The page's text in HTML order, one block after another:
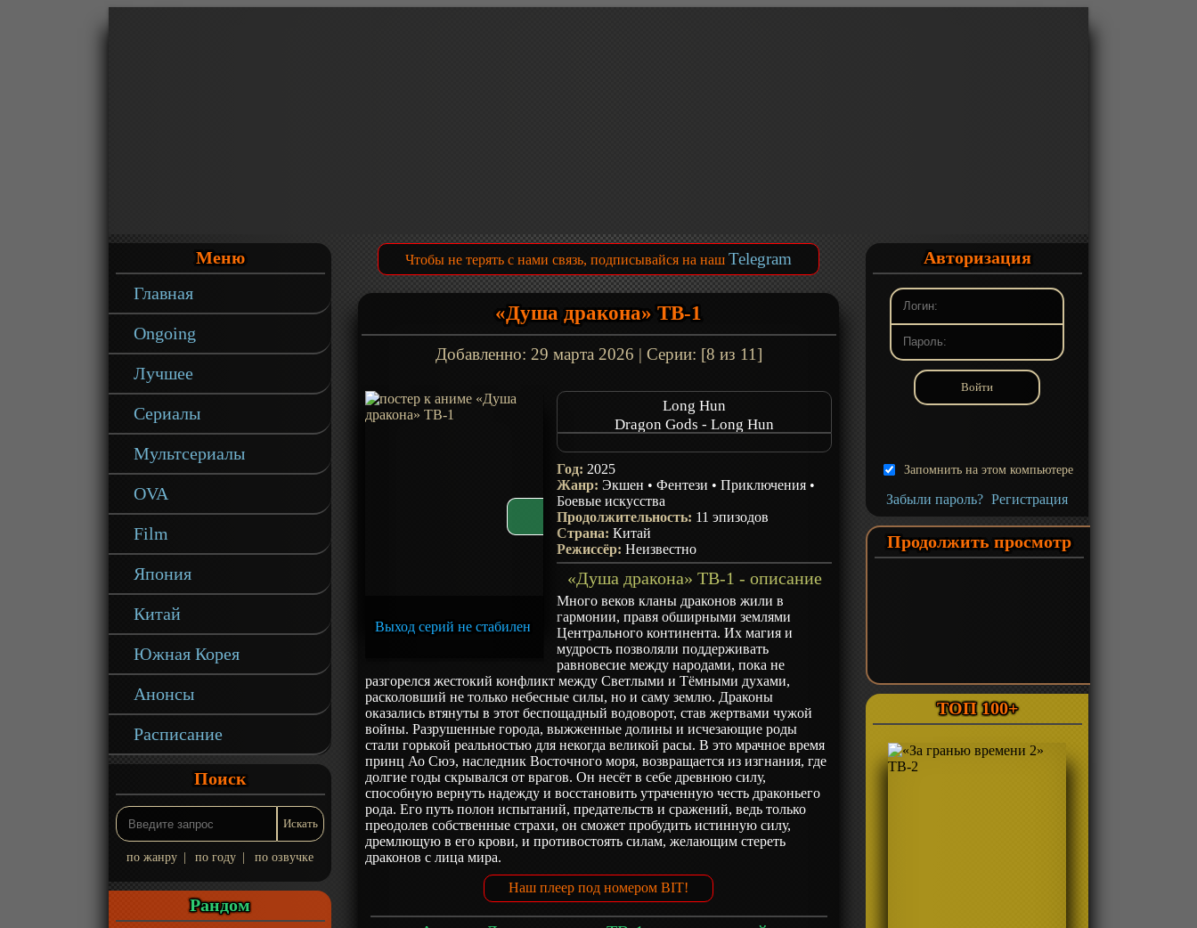
Меню
Главная
Ongoing
Лучшее
Сериалы
Мультсериалы
OVA
Film
Япония
Китай
Южная Корея
Анонсы
Расписание
Поиск
по жанру по году по озвучке
Рандом
Чтобы не терять с нами связь, подписывайся на наш Telegram
«Душа дракона» ТВ-1
Добавленно: 29 марта 2026 | Серии: [8 из 11]
Выход серий не стабилен
Long Hun
Dragon Gods - Long Hun
Год: 2025
Жанр: Экшен •Фентези •Приключения •
Боевые искусства
Продолжительность: 11 эпизодов
Страна:Китай
Режиссёр:Неизвестно
«Душа дракона» ТВ-1 - описание
Много веков кланы драконов жили в
гармонии, правя обширными землями
Центрального континента. Их магия и
мудрость позволяли поддерживать
равновесие между народами, пока не
разгорелся жестокий конфликт между Светлыми и Тёмными духами,
расколовший не только небесные силы, но и саму землю. Драконы
оказались втянуты в этот беспощадный водоворот, став жертвами чужой
войны. Разрушенные города, выжженные долины и исчезающие роды
стали горькой реальностью для некогда великой расы. В это мрачное время
принц Ао Сюэ, наследник Восточного моря, возвращается из изгнания, где
долгие годы скрывался от врагов. Он несёт в себе древнюю силу,
способную вернуть надежду и восстановить утраченную честь драконьего
рода. Его путь полон испытаний, предательств и сражений, ведь только
преодолев собственные страхи, он сможет пробудить истинную силу,
дремлющую в его крови, и противостоять силам, желающим стереть
драконов с лица мира.
Наш плеер под номером BIT!
Авторизация
Запомнить на этом компьютере
Забыли пароль? Регистрация
Продолжить просмотр
ТОП 100+